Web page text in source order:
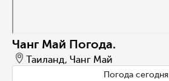
Чанг Май Погода.
Таиланд, Чанг Май
Погода сегодня